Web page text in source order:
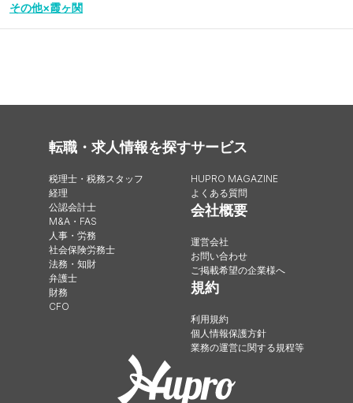
その他×霞ヶ関
転職・求人情報を探す
税理士・税務スタッフ
経理
公認会計士
M&A・FAS
人事・労務
社会保険労務士
法務・知財
弁護士
財務
CFO
サービス
HUPRO MAGAZINE
よくある質問
会社概要
運営会社
お問い合わせ
ご掲載希望の企業様へ
規約
利用規約
個人情報保護方針
業務の運営に関する規程等